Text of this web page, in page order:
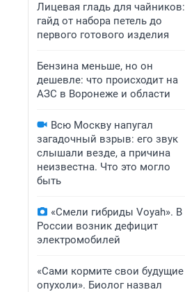
Лицевая гладь для чайников:
гайд от набора петель до
первого готового изделия
Бензина меньше, но он
дешевле: что происходит на
АЗС в Воронеже и области
Всю Москву напугал
загадочный взрыв: его звук
слышали везде, а причина
неизвестна. Что это могло
быть
«Смели гибриды Voyah». В
России возник дефицит
электромобилей
«Сами кормите свои будущие
опухоли». Биолог назвал